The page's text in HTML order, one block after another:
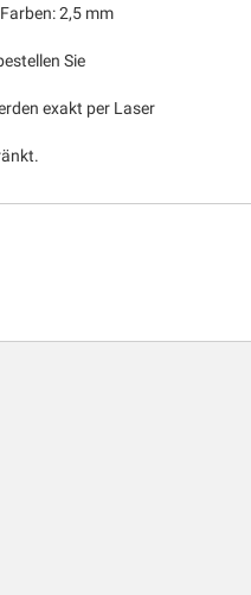
2,5 mm
Sie
exakt per Laser